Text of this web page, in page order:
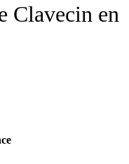
Clavecin en